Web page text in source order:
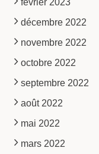
février 2023
décembre 2022
novembre 2022
octobre 2022
septembre 2022
août 2022
mai 2022
mars 2022